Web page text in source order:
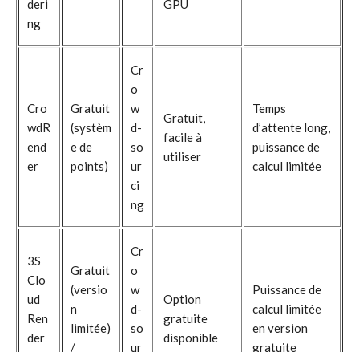
deri
ng
GPU
Cro
wdR
end
er
Gratuit
(systèm
e de
points)
Cr
o
w
d-
so
ur
ci
ng
Gratuit,
facile à
utiliser
Temps
d’attente long,
puissance de
calcul limitée
3S
Clo
ud
Ren
der
Gratuit
(versio
n
limitée)
/
Cr
o
w
d-
so
ur
Option
gratuite
disponible
Puissance de
calcul limitée
en version
gratuite